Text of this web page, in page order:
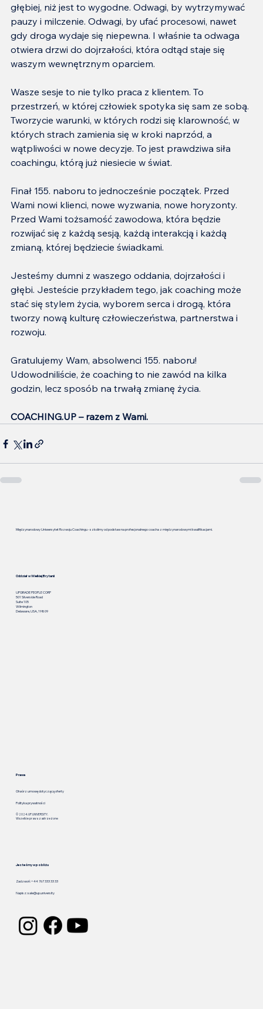
głębiej, niż jest to wygodne. Odwagi, by wytrzymywać
pauzy i milczenie. Odwagi, by ufać procesowi, nawet
gdy droga wydaje się niepewna. I właśnie ta odwaga
otwiera drzwi do dojrzałości, która odtąd staje się
waszym wewnętrznym oparciem.
Wasze sesje to nie tylko praca z klientem. To
przestrzeń, w której człowiek spotyka się sam ze sobą.
Tworzycie warunki, w których rodzi się klarowność, w
których strach zamienia się w kroki naprzód, a
wątpliwości w nowe decyzje. To jest prawdziwa siła
coachingu, którą już niesiecie w świat.
Finał 155. naboru to jednocześnie początek. Przed
Wami nowi klienci, nowe wyzwania, nowe horyzonty.
Przed Wami tożsamość zawodowa, która będzie
rozwijać się z każdą sesją, każdą interakcją i każdą
zmianą, której będziecie świadkami.
Jesteśmy dumni z waszego oddania, dojrzałości i
głębi. Jesteście przykładem tego, jak coaching może
stać się stylem życia, wyborem serca i drogą, która
tworzy nową kulturę człowieczeństwa, partnerstwa i
rozwoju.
Gratulujemy Wam, absolwenci 155. naboru!
Udowodniliście, że coaching to nie zawód na kilka
godzin, lecz sposób na trwałą zmianę życia.
COACHING.UP – razem z Wami.
Międzynarodowy Uniwersytet Rozwoju Coachingu - szkolimy od podstaw na profesjonalnego coacha z międzynarodowymi kwalifikacjami.
Oddział w Wielkiej Brytanii
UPGRADE PEOPLE CORP
501 Silverside Road
Suite 105
Wilmington
Delaware, USA, 19809
Prawa
Otwórz umowę dotyczącą oferty
Polityka prywatności
© 2024. UP.UNIVERSITY.
Wszelkie prawa zastrzeżone
Jesteśmy w pobliżu
Napisz:sale@up.university
Zadzwoń: +44 767 333 33 33